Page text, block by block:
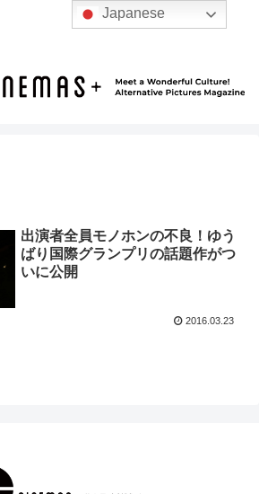
出演者全員モノホンの不良！ゆう
ばり国際グランプリの話題作がつ
いに公開
2016.03.23
Japanese